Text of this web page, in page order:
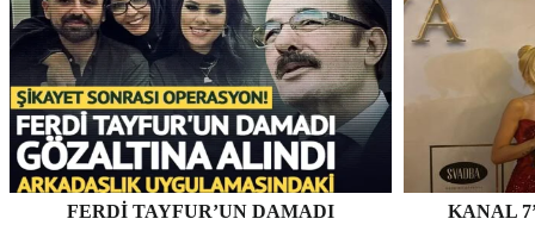
FERDI TAYFUR’UN DAMADI
KANAL